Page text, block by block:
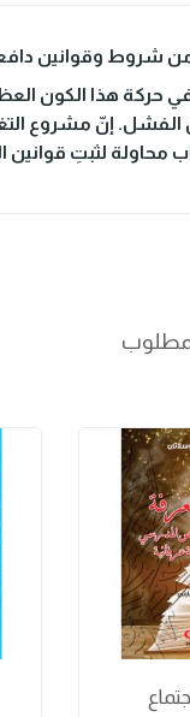
من شروط وقوانين
هذا الكون
الفشل. إنّ مشروع
لثبتِ قوانين